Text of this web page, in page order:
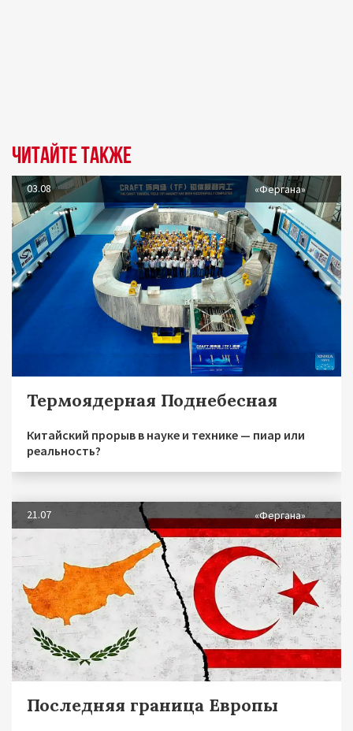
Читайте также
03.08 «Фергана»
Термоядерная Поднебесная
Китайский прорыв в науке и технике — пиар или
реальность?
21.07 «Фергана»
Последняя граница Европы